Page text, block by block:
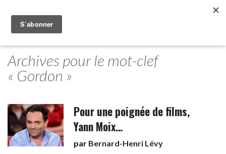
Archives pour le mot-clef
« Gordon »
Pour une poignée de films,
Yann Moix…
par Bernard-Henri Lévy